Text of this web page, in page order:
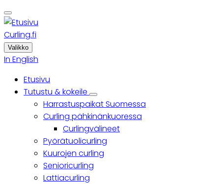
to
main
content
Curling.fi
Valikko
In English
Päävalikko
Etusivu
Tutustu & kokeile
Tutustu
&
kokeile
sub-
navigation
Harrastuspaikat Suomessa
Curling pähkinänkuoressa
Curlingvälineet
Pyörätuolicurling
Kuurojen curling
Senioricurling
Lattiacurling